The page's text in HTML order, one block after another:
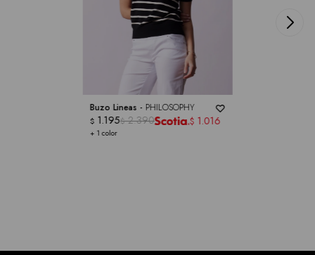
Buzo Lineas - PHILOSOPHY
+ 1 color
$ 1.195$ 2.390 $ 1.016